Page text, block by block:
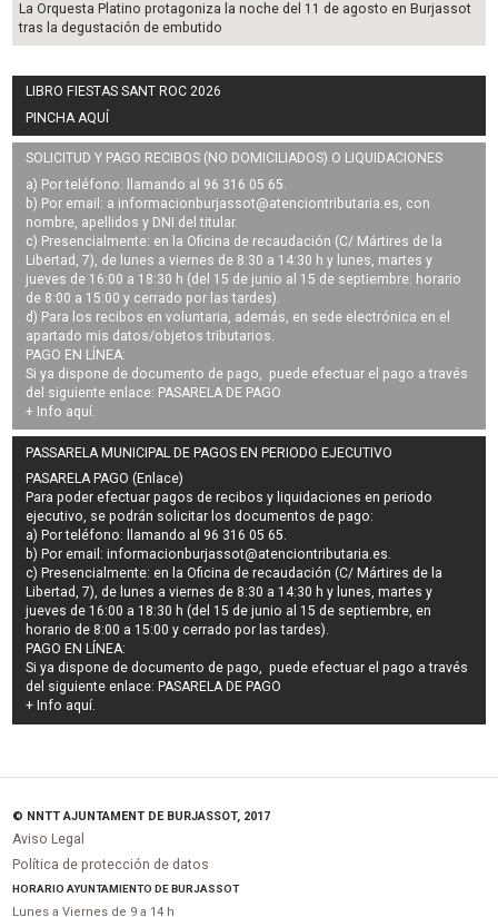
La Orquesta Platino protagoniza la noche del 11 de agosto en Burjassot
tras la degustación de embutido
LIBRO FIESTAS SANT ROC 2026
PINCHA AQUÍ
SOLICITUD Y PAGO RECIBOS (NO DOMICILIADOS) O LIQUIDACIONES
a) Por teléfono: llamando al 96 316 05 65.
b) Por email: a informacionburjassot@atenciontributaria.es, con
nombre, apellidos y DNI del titular.
c) Presencialmente: en la Oficina de recaudación (C/ Mártires de la
Libertad, 7), de lunes a viernes de 8:30 a 14:30 h y lunes, martes y
jueves de 16:00 a 18:30 h (del 15 de junio al 15 de septiembre: horario
de 8:00 a 15:00 y cerrado por las tardes).
d) Para los recibos en voluntaria, además, en sede electrónica en el
apartado mis datos/objetos tributarios.
PAGO EN LÍNEA:
Si ya dispone de documento de pago, puede efectuar el pago a través
del siguiente enlace: PASARELA DE PAGO
+ Info aquí.
PASSARELA MUNICIPAL DE PAGOS EN PERIODO EJECUTIVO
PASARELA PAGO (Enlace)
Para poder efectuar pagos derecibos y liquidaciones en periodo
ejecutivo, se podrán solicitar los documentos de pago:
a) Por teléfono: llamando al 96 316 05 65.
b) Por email:informacionburjassot@atenciontributaria.es.
c) Presencialmente: en la Oficina de recaudación (C/ Mártires de la
Libertad, 7), de lunes a viernes de 8:30 a 14:30 h y lunes, martes y
jueves de 16:00 a 18:30 h (del 15 de junio al 15 de septiembre, en
horario de 8:00 a 15:00 y cerrado por las tardes).
PAGO EN LÍNEA:
Si ya dispone de documento de pago, puede efectuar el pago a través
del siguiente enlace: PASARELA DE PAGO
+ Info aquí.
© NNTT AJUNTAMENT DE BURJASSOT, 2017
Aviso Legal
Política de protección de datos
HORARIO AYUNTAMIENTO DE BURJASSOT
Lunes a Viernes de 9 a 14 h